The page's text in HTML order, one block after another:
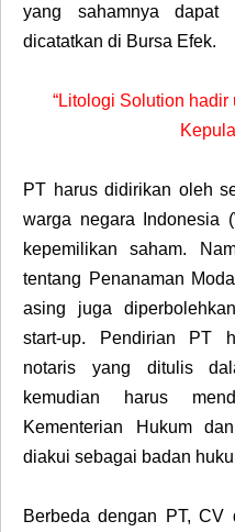
yang sahamnya
dicatatkan di Bursa Efek.
“Litologi Solution
PT harus didirikan oleh
warga negara Indonesia
kepemilikan saham.
tentang Penanaman
asing juga
start-up. Pendirian PT
notaris yang ditulis
kemudian harus
Kementerian Hukum
diakui sebagai badan
Berbeda dengan PT, CV